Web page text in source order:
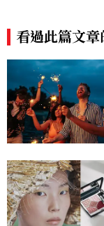
看過此篇文